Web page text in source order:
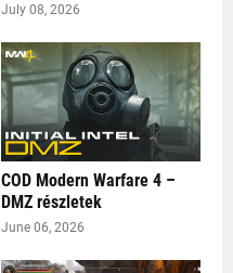
July 08, 2026
COD Modern Warfare 4 –
DMZ részletek
June 06, 2026